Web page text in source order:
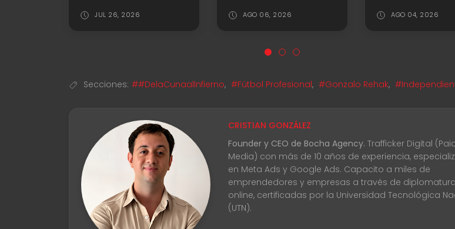
JUL 26, 2026 AGO 06, 2026 AGO 04, 2026
Secciones: ##DelaCunaalInfierno, #Fútbol Profesional, #Gonzalo Rehak,
CRISTIAN GONZÁLEZ
Founder y CEO de Bocha Agency. Trafficker Digital
Media) con más de 10 años de experiencia,
en Meta Ads y Google Ads. Capacito a miles de
emprendedores y empresas a través de
online, certificadas por la Universidad Tecnológica
(UTN).